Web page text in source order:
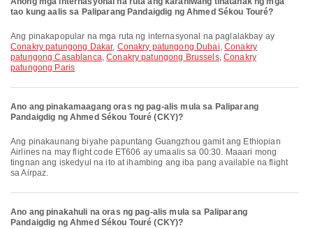
tao kung aalis sa Paliparang Pandaigdig ng Ahmed Sékou Touré?
Ang pinakapopular na mga ruta ng internasyonal na paglalakbay ay
Conakry patungong Dakar, Conakry patungong Dubai,Conakry
patungong Casablanca,Conakry patungong Brussels,Conakry
patungong Paris
Ano ang pinakamaagang oras ng pag-alis mula sa Paliparang
Pandaigdig ng Ahmed Sékou Touré (CKY)?
Ang pinakaunang biyahe papuntang Guangzhou gamit ang Ethiopian
Airlines na may flight code ET606 ay umaalis sa 00:30. Maaari mong
tingnan ang iskedyul na ito at ihambing ang iba pang available na flight
sa Airpaz.
Ano ang pinakahuli na oras ng pag-alis mula sa Paliparang
Pandaigdig ng Ahmed Sékou Touré (CKY)?